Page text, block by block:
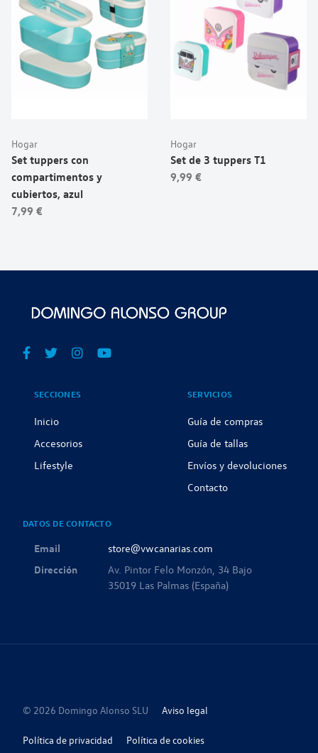
Hogar
Set tuppers con
compartimentos y
cubiertos, azul
7,99 €
Hogar
Set de 3 tuppers T1
9,99 €
SECCIONES
Inicio
Accesorios
Lifestyle
SERVICIOS
Guía de compras
Guía de tallas
Envíos y devoluciones
Contacto
DATOS DE CONTACTO
Email
store@vwcanarias.com
Dirección
Av. Pintor Felo Monzón, 34 Bajo
35019 Las Palmas (España)
© 2026 Domingo Alonso SLU Aviso legal
Política de privacidad Política de cookies